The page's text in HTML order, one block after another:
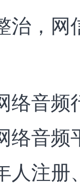
治，网
络音频
络音频
人注册